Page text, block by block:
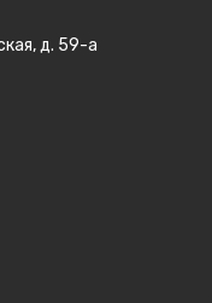
д. 59-а